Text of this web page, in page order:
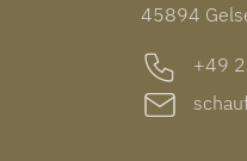
45894
+49